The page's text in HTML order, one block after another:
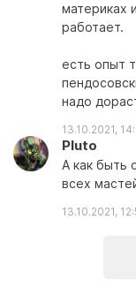
материках
работает.
есть опыт
надо
13.10.2021,
Pluto
А как быть
всех
13.10.2021,